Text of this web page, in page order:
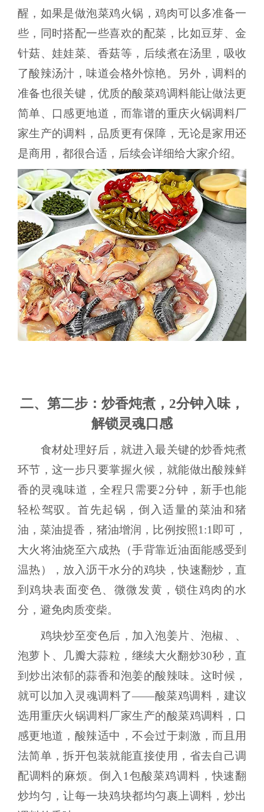
醒，如果是做泡菜鸡火锅，鸡肉可以多准备一
些，同时搭配一些喜欢的配菜，比如豆芽、金
针菇、娃娃菜、香菇等，后续煮在汤里，吸收
了酸辣汤汁，味道会格外惊艳。另外，调料的
准备也很关键，优质的酸菜鸡调料能让做法更
简单、口感更地道，而靠谱的重庆火锅调料厂
家生产的调料，品质更有保障，无论是家用还
是商用，都很合适，后续会详细给大家介绍。
二、第二步：炒香炖煮，2分钟入味，
解锁灵魂口感
食材处理好后，就进入最关键的炒香炖煮
环节，这一步只要掌握火候，就能做出酸辣鲜
香的灵魂味道，全程只需要2分钟，新手也能
轻松驾驭。首先起锅，倒入适量的菜油和猪
油，菜油提香，猪油增润，比例按照1:1即可，
大火将油烧至六成热（手背靠近油面能感受到
温热），放入沥干水分的鸡块，快速翻炒，直
到鸡块表面变色、微微发黄，锁住鸡肉的水
分，避免肉质变柴。
鸡块炒至变色后，加入泡姜片、泡椒、、
泡萝卜、几瓣大蒜粒，继续大火翻炒30秒，直
到炒出浓郁的蒜香和泡姜的酸辣味。这时候，
就可以加入灵魂调料了——酸菜鸡调料，建议
选用重庆火锅调料厂家生产的酸菜鸡调料，口
感更地道，酸辣适中，不会过于刺激，而且用
法简单，拆开包装就能直接使用，省去自己调
配调料的麻烦。倒入1包酸菜鸡调料，快速翻
炒均匀，让每一块鸡块都均匀裹上调料，炒出